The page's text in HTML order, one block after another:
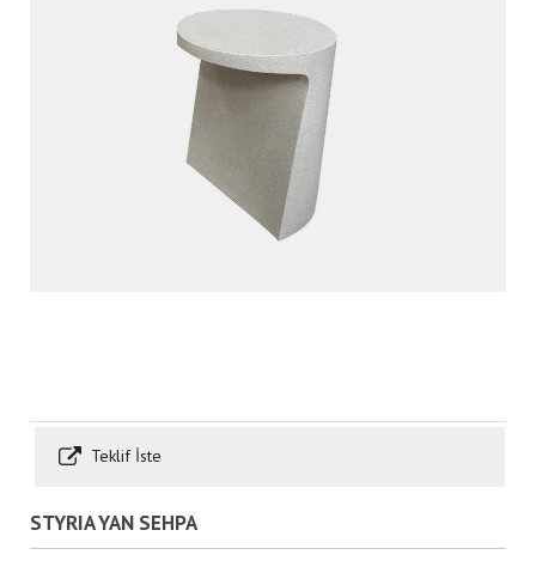
Teklif İste
STYRIA YAN SEHPA